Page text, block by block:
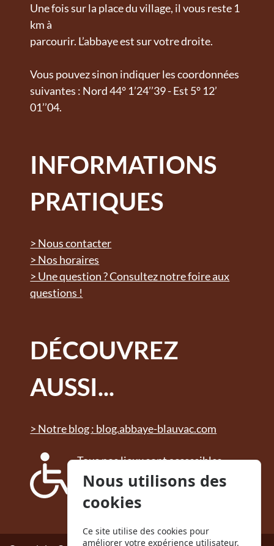
Une fois sur la place du village, il vous reste 1
km à
parcourir. L’abbaye est sur votre droite.
Vous pouvez sinon indiquer les coordonnées
suivantes : Nord 44° 1’24’’39 - Est 5° 12’
01’’04.
INFORMATIONS
PRATIQUES
> Nous contacter
> Nos horaires
> Une question ? Consultez notre foire aux
questions !
DÉCOUVREZ
AUSSI...
> Notre blog : blog.abbaye-blauvac.com
Tous nos lieux sont accessibles
aux personnes à mobilité
réduite. Des sanitaires adaptés
sont à disposition.
Nous utilisons des
cookies
Ce site utilise des cookies pour
améliorer votre expérience utilisateur.